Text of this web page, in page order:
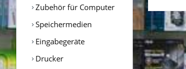
Zubehör für Computer
Speichermedien
Eingabegeräte
Drucker